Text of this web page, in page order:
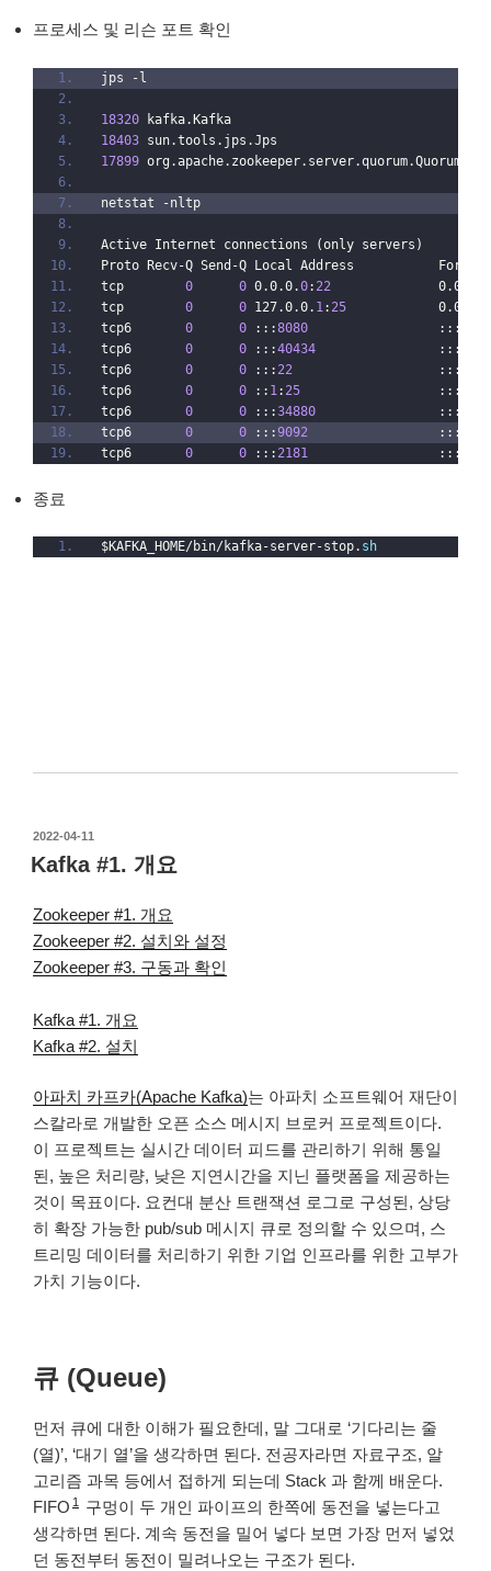
프로세스 및 리슨 포트 확인
jps -l
18320 kafka.Kafka
18403 sun.tools.jps.Jps
17899
netstat -nltp
Active Internet connections (only servers)
Proto Recv-Q Send-Q Local Address
tcp 0 0 0.0.0.0: 22
              0.0.0.
tcp 0 0 127.0.0. 1 : 25
            0.0.0.
tcp6 0 0 :::8080
tcp6 0 0 :::40434
tcp6 0 0 ::: 22
tcp6 0 0 :: 1 : 25
tcp6 0 0 :::34880
tcp6 0 0 :::9092
tcp6 0 0 ::: 2181
종료
$KAFKA_HOME/bin/kafka-server-stop. sh
작
성
일
2022-04-11
Kafka #1. 개요
Zookeeper #1. 개요
Zookeeper #2. 설치와 설정
Zookeeper #3. 구동과 확인
Kafka #1. 개요
Kafka #2. 설치
아파치 카프카(Apache Kafka)는 아파치 소프트웨어 재단이
스칼라로 개발한 오픈 소스 메시지 브로커 프로젝트이다.
이 프로젝트는 실시간 데이터 피드를 관리하기 위해 통일
된, 높은 처리량, 낮은 지연시간을 지닌 플랫폼을 제공하는
것이 목표이다. 요컨대 분산 트랜잭션 로그로 구성된, 상당
히 확장 가능한 pub/sub 메시지 큐로 정의할 수 있으며, 스
트리밍 데이터를 처리하기 위한 기업 인프라를 위한 고부가
가치 기능이다.
큐 (Queue)
먼저 큐에 대한 이해가 필요한데, 말 그대로 ‘기다리는 줄
(열)’, ‘대기 열’을 생각하면 된다. 전공자라면 자료구조, 알
고리즘 과목 등에서 접하게 되는데 Stack 과 함께 배운다.
FIFO 1
구멍이 두 개인 파이프의 한쪽에 동전을 넣는다고
생각하면 된다. 계속 동전을 밀어 넣다 보면 가장 먼저 넣었
던 동전부터 동전이 밀려나오는 구조가 된다.